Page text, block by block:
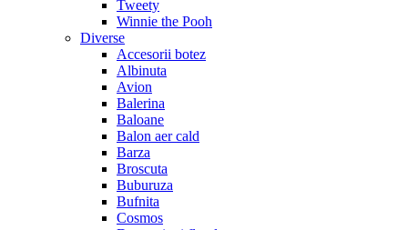
Tweety
Winnie the Pooh
Diverse
Accesorii botez
Albinuta
Avion
Balerina
Baloane
Balon aer cald
Barza
Broscuta
Buburuza
Bufnita
Cosmos